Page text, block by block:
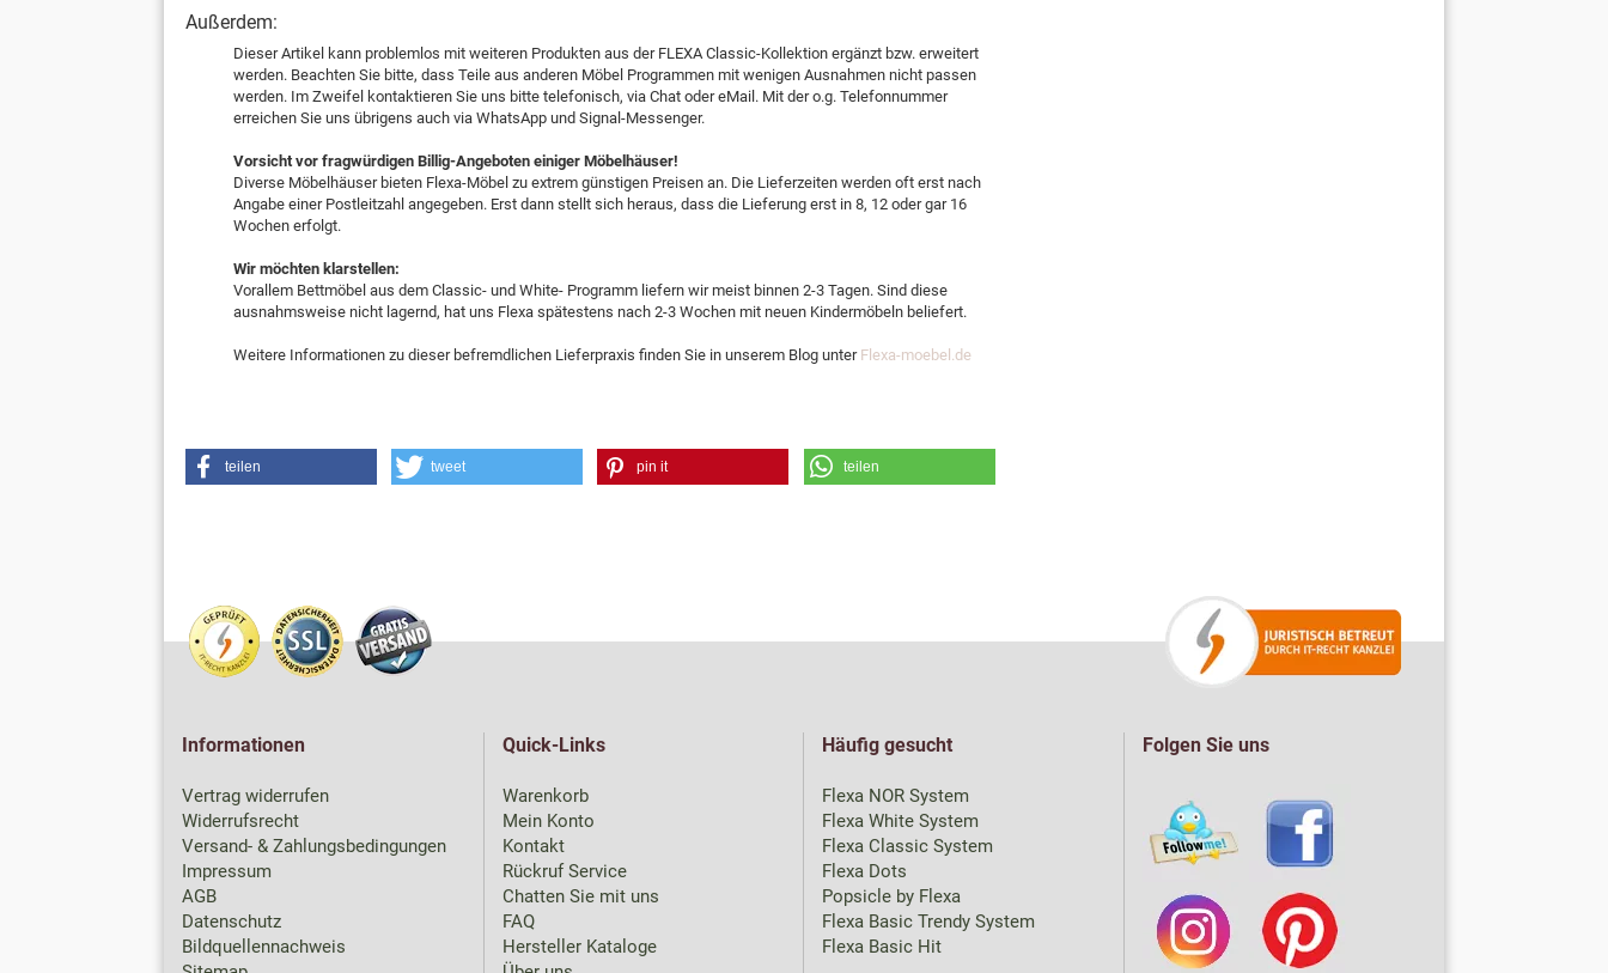
Außerdem:
Dieser Artikel kann problemlos mit weiteren Produkten aus der FLEXA Classic-Kollektion ergänzt bzw. erweitert
werden. Beachten Sie bitte, dass Teile aus anderen Möbel Programmen mit wenigen Ausnahmen nicht passen
werden. Im Zweifel kontaktieren Sie uns bitte telefonisch, via Chat oder eMail. Mit der o.g. Telefonnummer
erreichen Sie uns übrigens auch via WhatsApp und Signal-Messenger.
Vorsicht vor fragwürdigen Billig-Angeboten einiger Möbelhäuser!
Diverse Möbelhäuser bieten Flexa-Möbel zu extrem günstigen Preisen an. Die Lieferzeiten werden oft erst nach
Angabe einer Postleitzahl angegeben. Erst dann stellt sich heraus, dass die Lieferung erst in 8, 12 oder gar 16
Wochen erfolgt.
Wir möchten klarstellen:
Vorallem Bettmöbel aus dem Classic- und White- Programm liefern wir meist binnen 2-3 Tagen. Sind diese
ausnahmsweise nicht lagernd, hat uns Flexa spätestens nach 2-3 Wochen mit neuen Kindermöbeln beliefert.
Weitere Informationen zu dieser befremdlichen Lieferpraxis finden Sie in unserem Blog unter Flexa-moebel.de
teilen tweet pin it teilen
Informationen
Vertrag widerrufen
Widerrufsrecht
Versand- & Zahlungsbedingungen
Impressum
AGB
Datenschutz
Bildquellennachweis
Quick-Links
Warenkorb
Mein Konto
Kontakt
Rückruf Service
Chatten Sie mit uns
FAQ
Hersteller Kataloge
Häufig gesucht
Flexa NOR System
Flexa White System
Flexa Classic System
Flexa Dots
Popsicle by Flexa
Flexa Basic Trendy System
Flexa Basic Hit
Folgen Sie uns